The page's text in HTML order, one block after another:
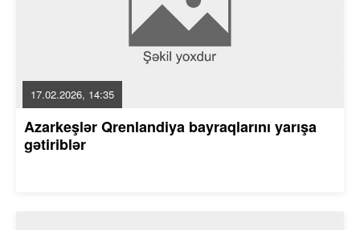
17.02.2026, 14:35
Azarkeşlər Qrenlandiya bayraqlarını yarışa
gətiriblər